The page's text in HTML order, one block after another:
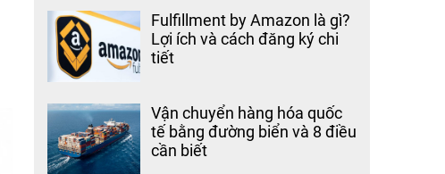
Fulfillment by Amazon là gì?
Lợi ích và cách đăng ký chi
tiết
Vận chuyển hàng hóa quốc
tế bằng đường biển và 8 điều
cần biết